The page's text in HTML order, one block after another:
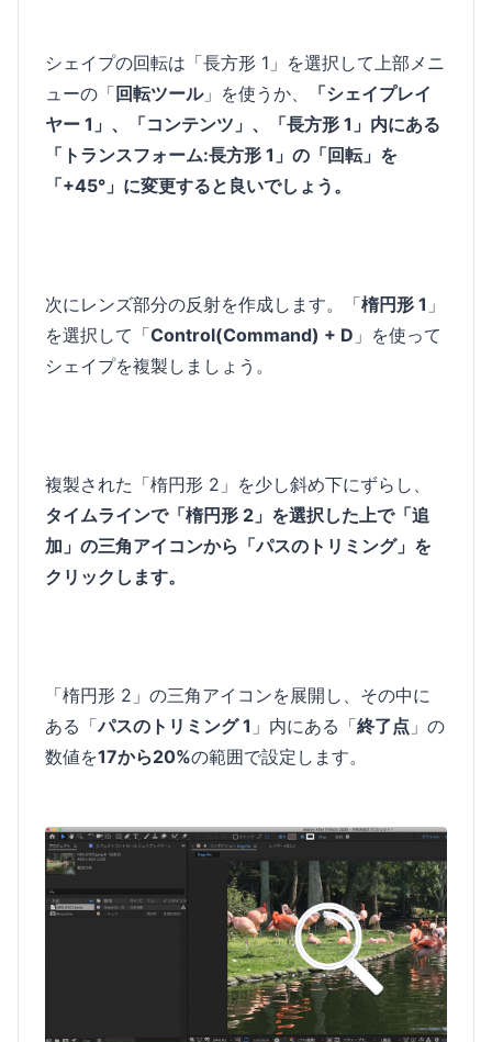
シェイプの回転は「長方形 1」を選択して上部メニ
ューの「回転ツール」を使うか、
「シェイプレイ
ヤー 1」、「コンテンツ」、「長方形 1」内にある
「トランスフォーム:長方形 1」の「回転」を
「+45°」に変更すると良いでしょう。
次にレンズ部分の反射を作成します。「楕円形 1 」
を選択して「Control(Command) + D 」を使って
シェイプを複製しましょう。
複製された「楕円形 2」を少し斜め下にずらし、
タイムラインで「楕円形 2」を選択した上で「追
加」の三角アイコンから「パスのトリミング」を
クリックします。
「楕円形 2」の三角アイコンを展開し、その中に
ある「パスのトリミング 1 」内にある「終了点 」の
数値を17から20%の範囲で設定します。